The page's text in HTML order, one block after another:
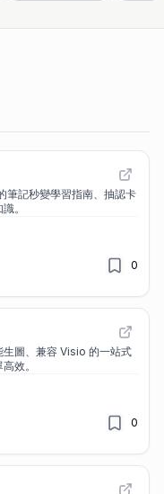
筆記秒變學習指南、抽認卡
。
0
生圖、兼容 Visio 的一站式
效。
0